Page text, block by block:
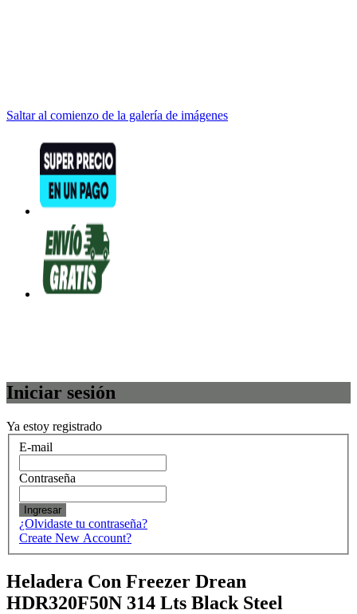
Saltar al comienzo de la galería de imágenes
Iniciar sesión
Ya estoy registrado
E-mail
Contraseña
Ingresar
¿Olvidaste tu contraseña?
Create New Account?
Heladera Con Freezer Drean
HDR320F50N 314 Lts Black Steel